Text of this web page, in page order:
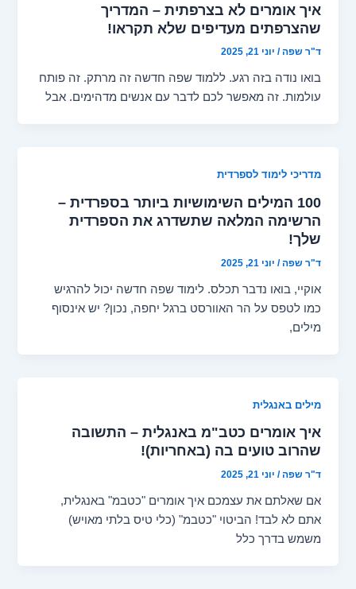
איך אומרים לא בצרפתית – המדריך
שהצרפתים מעדיפים שלא תקראו!
ד"ר שפה/ יוני 21, 2025
בואו נודה בזה רגע. ללמוד שפה חדשה זה מרתק. זה פותח
עולמות. זה מאפשר לכם לדבר עם אנשים מדהימים. אבל
מדריכי לימוד לספרדית
100 המילים השימושיות ביותר בספרדית –
הרשימה המלאה שתשדרג את הספרדית
שלך!
ד"ר שפה/ יוני 21, 2025
אוקיי, בואו נדבר תכלס. לימוד שפה חדשה יכול להרגיש
כמו לטפס על הר האוורסט ברגל יחפה, נכון? יש אינסוף
מילים,
מילים באנגלית
איך אומרים כטב"מ באנגלית – התשובה
שהרוב טועים בה (באחריות)!
ד"ר שפה/ יוני 21, 2025
אם שאלתם את עצמכם איך אומרים "כטבמ" באנגלית,
אתם לא לבד! הביטוי "כטבמ" (כלי טיס בלתי מאויש)
משמש בדרך כלל